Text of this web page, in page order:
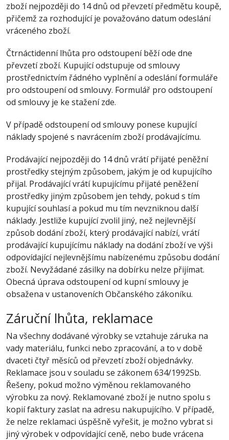
zboží nejpozději do 14 dnů od převzetí předmětu koupě,
přičemž za rozhodující je považováno datum odeslání
vráceného zboží.
Čtrnáctidenní lhůta pro odstoupení běží ode dne
převzetí zboží. Kupující odstupuje od smlouvy
prostřednictvím řádného vyplnění a odeslání formuláře
pro odstoupení od smlouvy. Formulář pro odstoupení
od smlouvy je ke stažení zde.
V případě odstoupení od smlouvy ponese kupující
náklady spojené s navrácením zboží prodávajícímu.
Prodávající nejpozději do 14 dnů vrátí přijaté peněžní
prostředky stejným způsobem, jakým je od kupujícího
přijal. Prodávající vrátí kupujícímu přijaté peněžení
prostředky jiným způsobem jen tehdy, pokud s tím
kupující souhlasí a pokud mu tím nevzniknou další
náklady. Jestliže kupující zvolil jiný, než nejlevnější
způsob dodání zboží, který prodávající nabízí, vrátí
prodávající kupujícímu náklady na dodání zboží ve výši
odpovídající nejlevnějšímu nabízenému způsobu dodání
zboží. Nevyžádané zásilky na dobírku nelze přijímat.
Obecná úprava odstoupení od kupní smlouvy je
obsažena v ustanoveních Občanského zákoníku.
Záruční lhůta, reklamace
Na všechny dodávané výrobky se vztahuje záruka na
vady materiálu, funkci nebo zpracování, a to v době
dvaceti čtyř měsíců od převzetí zboží objednávky.
Reklamace jsou v souladu se zákonem 634/1992Sb.
Řešeny, pokud možno výměnou reklamovaného
výrobku za nový. Reklamované zboží je nutno spolu s
kopií faktury zaslat na adresu nakupujícího. V případě,
že nelze reklamaci úspěšně vyřešit, je možno vybrat si
jiný výrobek v odpovídající ceně, nebo bude vrácena